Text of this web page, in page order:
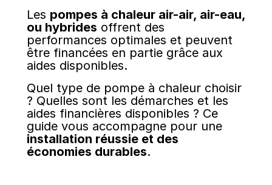
Les pompes à chaleur air-air, air-eau,
ou hybrides offrent des
performances optimales et peuvent
être financées en partie grâce aux
aides disponibles.
Quel type de pompe à chaleur choisir
? Quelles sont les démarches et les
aides financières disponibles ? Ce
guide vous accompagne pour une
installation réussie et des
économies durables.